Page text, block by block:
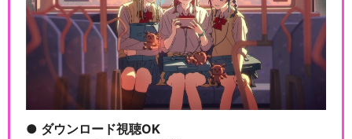
ダウンロード視聴OK